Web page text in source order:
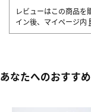
レビューはこの商品を
イン後、マイページ内
あなたへのおすすめ